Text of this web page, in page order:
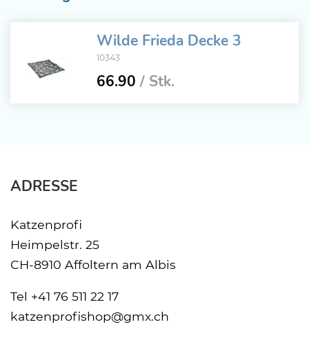
Wilde Frieda Decke 3
10343
66.90 / Stk.
ADRESSE
Katzenprofi
Heimpelstr. 25
CH-8910 Affoltern am Albis
Tel +41 76 511 22 17
katzenprofishop@gmx.ch